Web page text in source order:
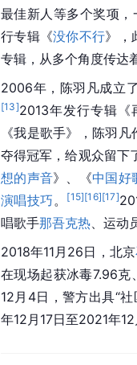
最佳新人等多个奖项
行专辑《没你不行》，
专辑，从多个角度传达
2006年，陈羽凡成立
[13]2013年发行专辑《
《我是歌手》，陈羽
夺得冠军，给观众留下
想的声音》、《中国好
演唱技巧 。 [15][16][17]
唱歌手那吾克热 、运动
2018年11月26日，北京
在现场起获冰毒7.96克
12月4日，警方出具“
年12月17日至2021年